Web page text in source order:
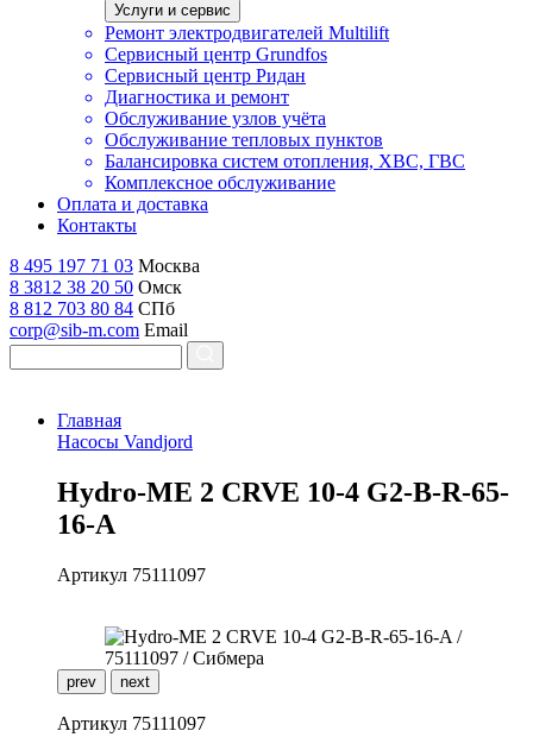
Услуги и сервис
Ремонт электродвигателей Multilift
Сервисный центр Grundfos
Сервисный центр Ридан
Диагностика и ремонт
Обслуживание узлов учёта
Обслуживание тепловых пунктов
Балансировка систем отопления, ХВС, ГВС
Комплексное обслуживание
Оплата и доставка
Контакты
8 495 197 71 03 Москва
8 3812 38 20 50 Омск
8 812 703 80 84 СПб
corp@sib-m.com Email
Главная
Насосы Vandjord
Hydro-ME 2 CRVE 10-4 G2-B-R-65-
16-A
Артикул 75111097
prev next
Артикул 75111097